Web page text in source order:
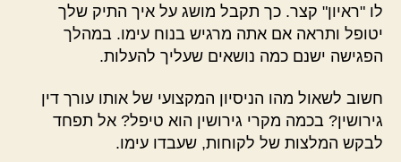
לו "ראיון" קצר. כך תקבל מושג על איך התיק שלך
יטופל ותראה אם אתה מרגיש בנוח עימו. במהלך
הפגישה ישנם כמה נושאים שעליך להעלות.
חשוב לשאול מהו הניסיון המקצועי של אותו עורך דין
גירושין? בכמה מקרי גירושין הוא טיפל? אל תפחד
לבקש המלצות של לקוחות, שעבדו עימו.